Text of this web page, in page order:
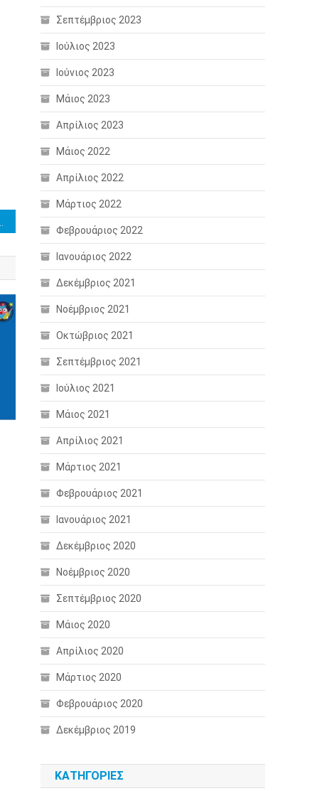
Σεπτέμβριος 2023
Ιούλιος 2023
Ιούνιος 2023
Μάιος 2023
Απρίλιος 2023
Μάιος 2022
Απρίλιος 2022
Μάρτιος 2022
Φεβρουάριος 2022
Ιανουάριος 2022
Δεκέμβριος 2021
Νοέμβριος 2021
Οκτώβριος 2021
Σεπτέμβριος 2021
Ιούλιος 2021
Μάιος 2021
Απρίλιος 2021
Μάρτιος 2021
Φεβρουάριος 2021
Ιανουάριος 2021
Δεκέμβριος 2020
Νοέμβριος 2020
Σεπτέμβριος 2020
Μάιος 2020
Απρίλιος 2020
Μάρτιος 2020
Φεβρουάριος 2020
Δεκέμβριος 2019
KΑΤΗΓΟΡΊΕΣ